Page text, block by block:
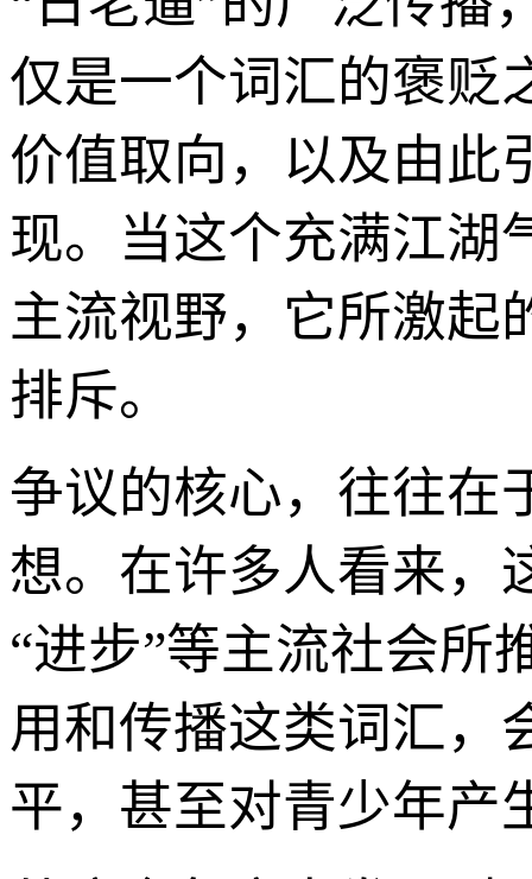
仅是一个词汇的褒贬
价值取向，以及由此
现。当这个充满江湖
主流视野，它所激起
排斥。
争议的核心，往往在
想。在许多人看来，
“进步”等主流社会所
用和传播这类词汇，
平，甚至对青少年产